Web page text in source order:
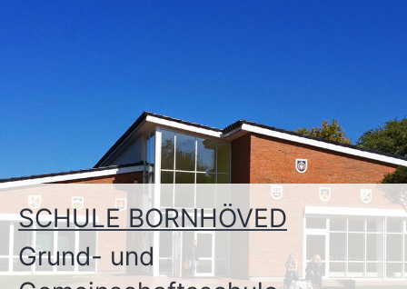
SCHULE BORNHÖVED
Grund- und